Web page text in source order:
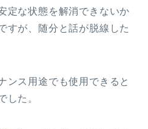
定な状態を解消できないか
すが、随分と話が脱線した
ンス用途でも使用できると
した。